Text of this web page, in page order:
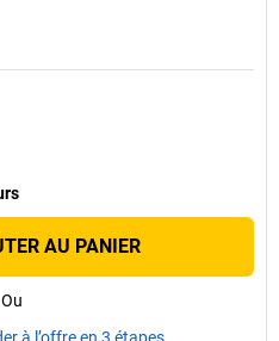
AU PANIER
Ou